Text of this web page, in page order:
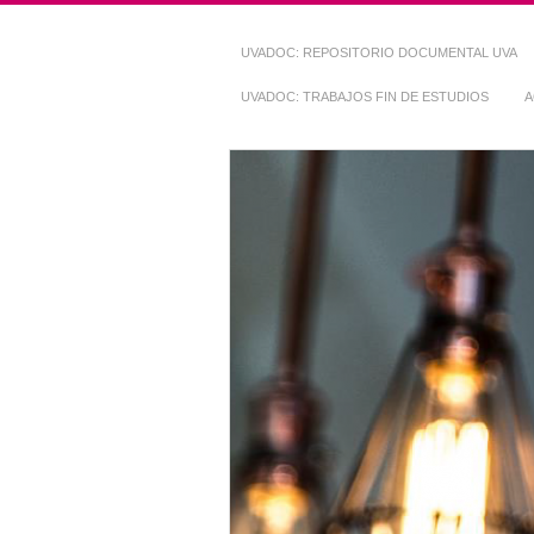
UVADOC: REPOSITORIO DOCUMENTAL UVA
UVADOC: TRABAJOS FIN DE ESTUDIOS
Repositorio
~ UVaDOC